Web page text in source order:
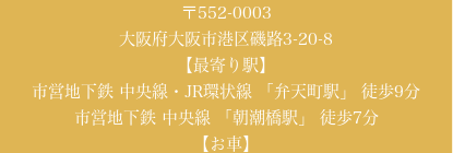
〒552-0003
大阪府大阪市港区磯路3-20-8
【最寄り駅】
市営地下鉄 中央線・JR環状線 「弁天町駅」 徒歩9分
市営地下鉄 中央線 「朝潮橋駅」 徒歩7分
【お車】